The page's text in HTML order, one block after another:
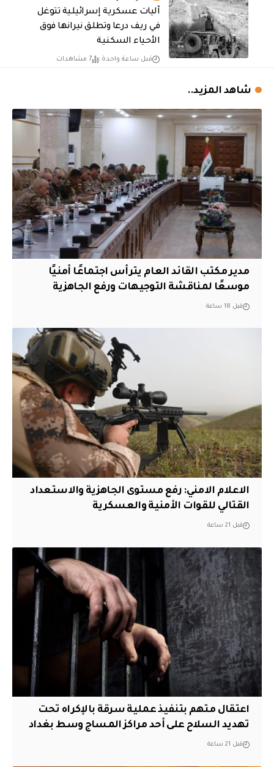
آليات عسكرية إسرائيلية تتوغل
في ريف درعا وتطلق نيرانها فوق
الأحياء السكنية
قبل ساعة واحدة 7 مشاهدات
شاهد المزيد..
مدير مكتب القائد العام يترأس اجتماعًا أمنيًا
موسعًا لمناقشة التوجيهات ورفع الجاهزية
قبل 18 ساعة
الاعلام الامني: رفع مستوى الجاهزية والاستعداد
القتالي للقوات الأمنية والعسكرية
قبل 21 ساعة
اعتقال متهم بتنفيذ عملية سرقة بالإكراه تحت
تهديد السلاح على أحد مراكز المساج وسط بغداد
قبل 21 ساعة